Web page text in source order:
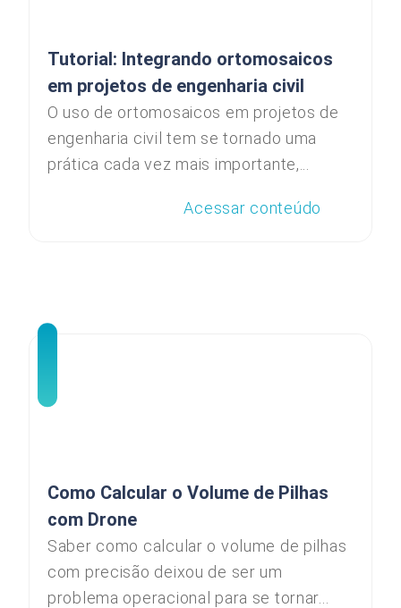
Tutorial: Integrando ortomosaicos
em projetos de engenharia civil
O uso de ortomosaicos em projetos de
engenharia civil tem se tornado uma
prática cada vez mais importante,...
Acessar conteúdo
Como Calcular o Volume de Pilhas
com Drone
Saber como calcular o volume de pilhas
com precisão deixou de ser um
problema operacional para se tornar...